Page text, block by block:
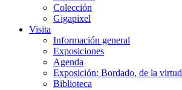
Colección
Gigapixel
Visita
Información general
Exposiciones
Agenda
Exposición: Bordado, de la virtud
Biblioteca